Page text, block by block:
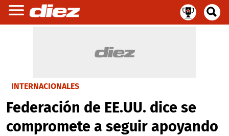
INTERNACIONALES
Federación de EE.UU. dice se
compromete a seguir apoyando